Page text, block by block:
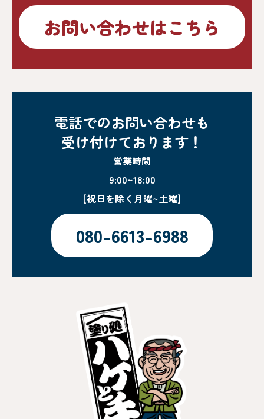
お問い合わせはこちら
電話でのお問い合わせも
受け付けております！
営業時間
9:00~18:00
[祝日を除く月曜~土曜]
080-6613-6988